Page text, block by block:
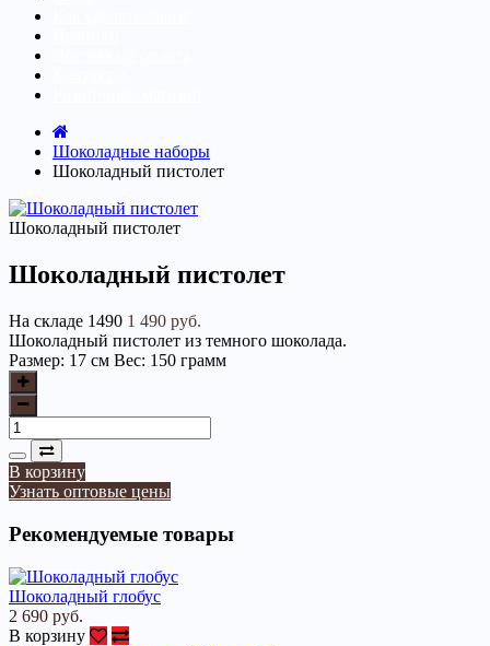
Шоколадные наборы
Шоколадный пистолет
Шоколадный пистолет
Шоколадный пистолет
На складе 1490 1 490 руб.
Шоколадный пистолет из темного шоколада.
Размер: 17 cм Вес: 150 грамм
В корзину
Узнать оптовые цены
Рекомендуемые товары
Шоколадный глобус
2 690 руб.
В корзину